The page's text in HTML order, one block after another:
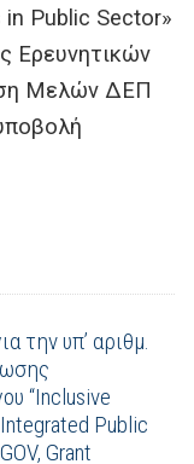
Public Sector»
Ερευνητικών
Μελών ΔΕΠ
την υπ’ αριθμ.
“Inclusive
Public
Grant